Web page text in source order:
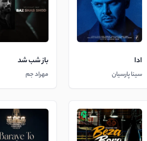
ادا
سینا پارسیان
باز شب شد
مهراد جم